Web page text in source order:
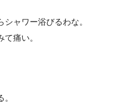
ャワー浴びるわな。
痛い。